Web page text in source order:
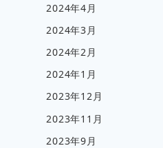
2024年4月
2024年3月
2024年2月
2024年1月
2023年12月
2023年11月
2023年9月